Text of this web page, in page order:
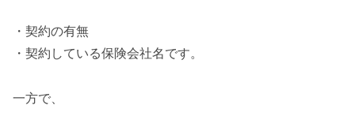
・契約の有無
・契約している保険会社名です。
一方で、